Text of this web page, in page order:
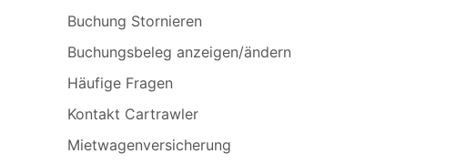
Buchung Stornieren
Buchungsbeleg anzeigen/ändern
Häufige Fragen
Kontakt Cartrawler
Mietwagenversicherung